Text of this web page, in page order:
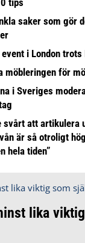
tips
saker som gör
i London trots
möbleringen för
i Sveriges
svårt att artikulera
är så otroligt
hela tiden”
lika